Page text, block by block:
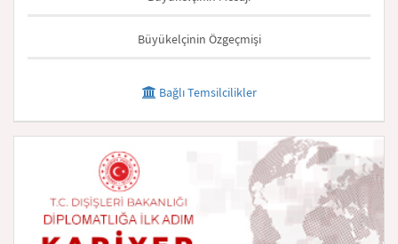
Büyükelçinin Özgeçmişi
Bağlı Temsilcilikler